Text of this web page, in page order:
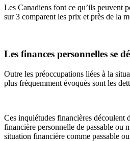
Les Canadiens font ce qu’ils peuvent
sur 3 comparent les prix et près de la
Les finances personnelles se
Outre les préoccupations liées à la
plus fréquemment évoqués sont les
Ces inquiétudes financières découlent
financière personnelle de passable ou
situation financière comme passable